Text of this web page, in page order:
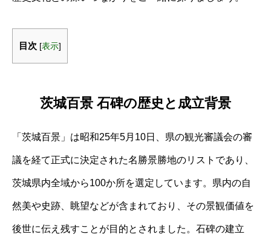
目次 [表示]
茨城百景 石碑の歴史と成立背景
「茨城百景」は昭和25年5月10日、県の観光審議会の審
議を経て正式に決定された名勝景勝地のリストであり、
茨城県内全域から100か所を選定しています。県内の自
然美や史跡、眺望などが含まれており、その景観価値を
後世に伝え残すことが目的とされました。石碑の建立